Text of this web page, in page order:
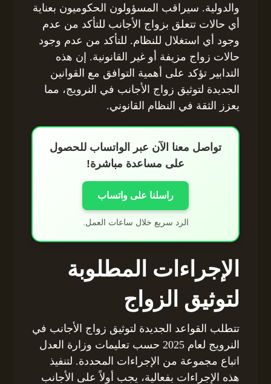
والدولية. سيراقب المسؤولون الحكوميون بعناية
أي حالات تتعلق بزواج الأجانب للتأكد من عدم
وجود أي استغلال للنظام. للتأكد من عدم وجود
حالات زواج مزيفة أو غير القانونية. إن هذه
التدابير تؤكد على أهمية التوافق مع القوانين
الجديدة لتوثيق زواج الأجانب في النرويج، مما
يعزز الثقة في النظام القانوني.
تواصل معنا الآن عبر الواتساب للحصول
على مساعدة مباشرة!
راسلنا على واتساب
الرد سريع خلال ساعات العمل.
الإجراءات المطلوبة
لتوثيق الزواج
تتطلب القواعد الجديدة لتوثيق زواج الأجانب في
النرويج لعام 2025 حسب تعليمات وزارة العدل
اتباع مجموعة من الإجراءات المحددة. لتنفيذ
هذه الإجراءات بفعالية، يجب أولاً على الأجانب